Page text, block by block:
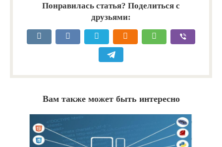
Понравилась статья? Поделиться с
друзьями:
Вам также может быть интересно